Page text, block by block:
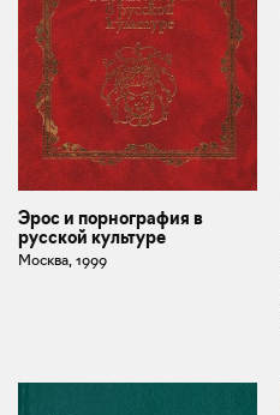
Эрос и порнография в
русской культуре
Москва, 1999